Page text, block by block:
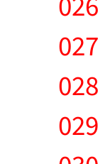
027
028
029